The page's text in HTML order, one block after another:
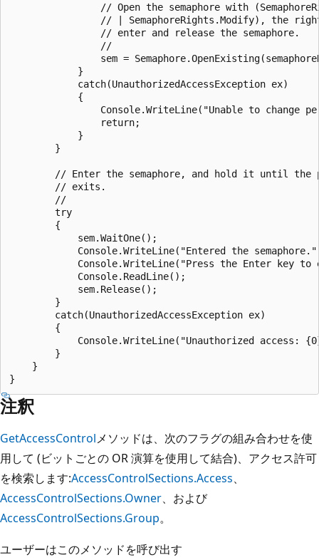
// Open the semaphore with
// | SemaphoreRights.Modify), the
                // enter and release the semaphore.
                //
sem =
            }
            catch(UnauthorizedAccessException ex)
            {
Console.WriteLine("Unable to change
                return;
            }
        }
// Enter the semaphore, and hold it until the
        // exits.
        //
        try
        {
            sem.WaitOne();
Console.WriteLine("Entered the
Console.WriteLine("Press the Enter key to
            Console.ReadLine();
            sem.Release();
        }
        catch(UnauthorizedAccessException ex)
        {
Console.WriteLine("Unauthorized access:
        }
    }
注釈
GetAccessControlメソッドは、次のフラグの組み合わせを使
用して (ビットごとの OR 演算を使用して結合)、アクセス許可
を検索します:AccessControlSections.Access、
AccessControlSections.Owner、および
AccessControlSections.Group。
ユーザーはこのメソッドを呼び出す